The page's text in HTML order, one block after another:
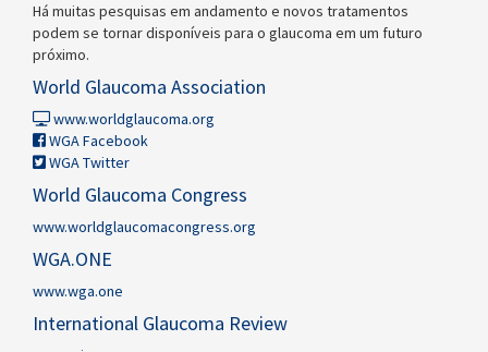
Há muitas pesquisas em andamento e novos tratamentos
podem se tornar disponíveis para o glaucoma em um futuro
próximo.
World Glaucoma Association
www.worldglaucoma.org
WGA Facebook
WGA Twitter
World Glaucoma Congress
www.worldglaucomacongress.org
WGA.ONE
www.wga.one
International Glaucoma Review